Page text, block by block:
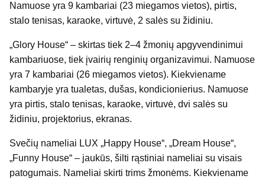
Namuose yra 9 kambariai (23 miegamos vietos), pirtis,
stalo tenisas, karaoke, virtuvė, 2 salės su židiniu.
„Glory House“ – skirtas tiek 2–4 žmonių apgyvendinimui
kambariuose, tiek įvairių renginių organizavimui. Namuose
yra 7 kambariai (26 miegamos vietos). Kiekviename
kambaryje yra tualetas, dušas, kondicionierius. Namuose
yra pirtis, stalo tenisas, karaoke, virtuvė, dvi salės su
židiniu, projektorius, ekranas.
Svečių nameliai LUX „Happy House“, „Dream House“,
„Funny House“ – jaukūs, šilti rąstiniai nameliai su visais
patogumais. Nameliai skirti trims žmonėms. Kiekviename